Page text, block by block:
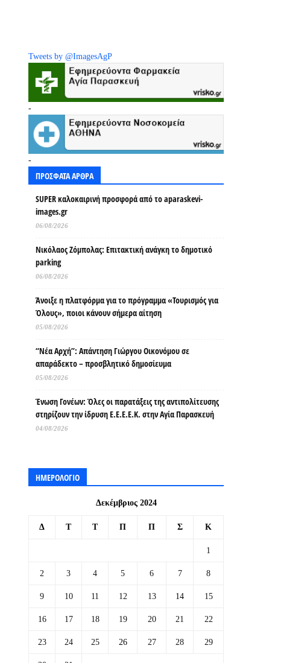
Tweets by @ImagesAgP
-
-
ΠΡΟΣΦΑΤΑ ΑΡΘΡΑ
SUPER καλοκαιρινή προσφορά από το aparaskevi-
images.gr
06/08/2026
Νικόλαος Ζόμπολας: Επιτακτική ανάγκη το δημοτικό
parking
06/08/2026
Άνοιξε η πλατφόρμα για το πρόγραμμα «Τουρισμός για
Όλους», ποιοι κάνουν σήμερα αίτηση
05/08/2026
“Νέα Αρχή”: Απάντηση Γιώργου Οικονόμου σε
απαράδεκτο – προσβλητικό δημοσίευμα
05/08/2026
Ένωση Γονέων: Όλες οι παρατάξεις της αντιπολίτευσης
στηρίζουν την ίδρυση Ε.Ε.Ε.Ε.Κ. στην Αγία Παρασκευή
04/08/2026
ΗΜΕΡΟΛΟΓΙΟ
Δεκέμβριος 2024
Δ Τ Τ Π Π Σ Κ
1
2 3 4 5 6 7 8
9 10 11 12 13 14 15
16 17 18 19 20 21 22
23 24 25 26 27 28 29